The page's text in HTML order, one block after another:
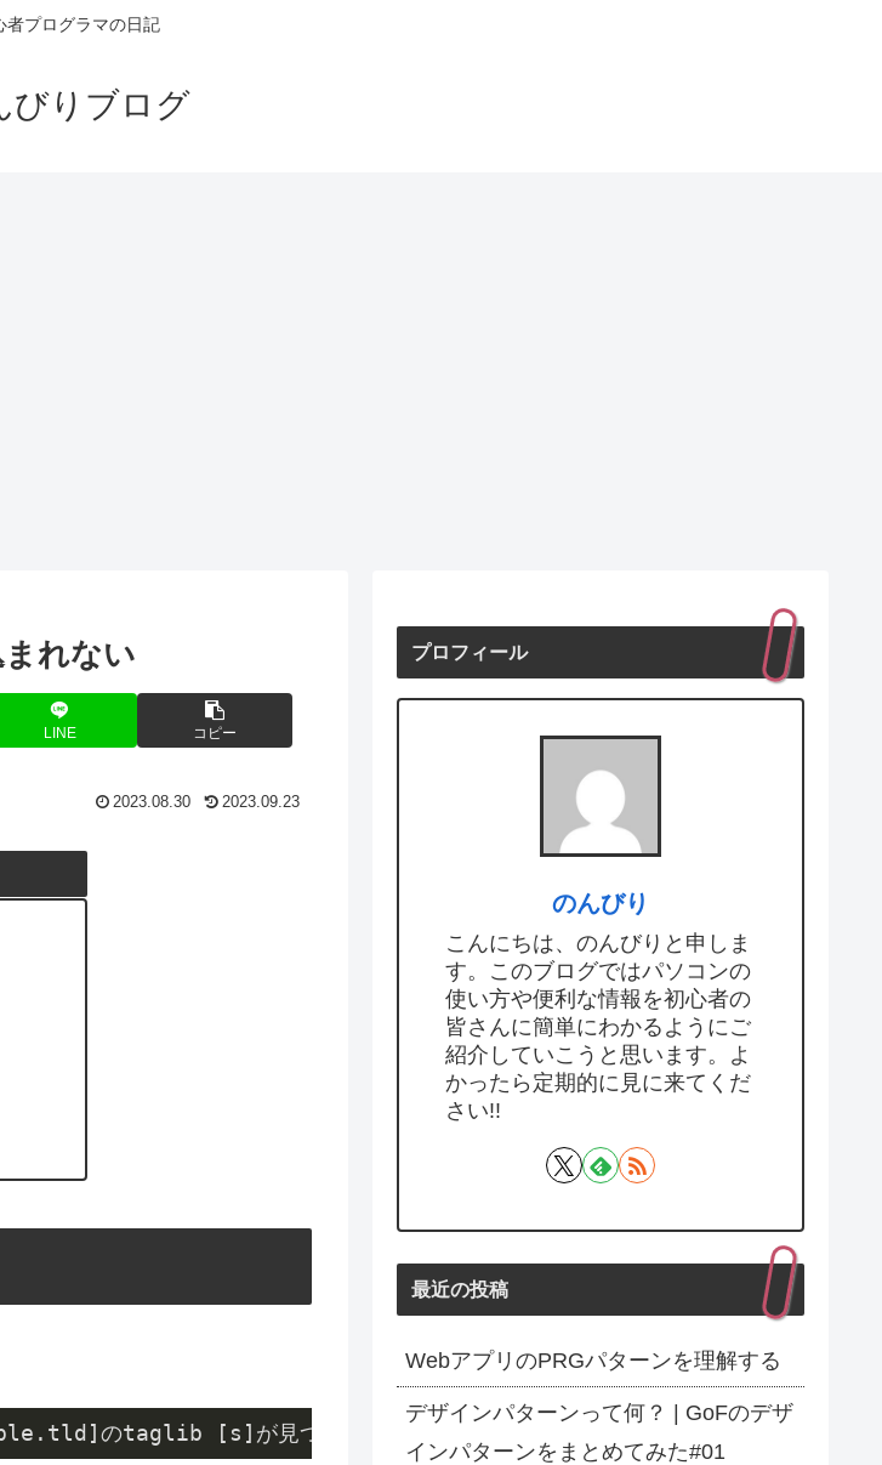
者プログラマの日記
びりブログ
れない
LINE コピー
2023.08.30 2023.09.23
のtaglib [s]が見つかりません
プロフィール
のんびり
こんにちは、のんびりと申しま
す。このブログではパソコンの
使い方や便利な情報を初心者の
皆さんに簡単にわかるようにご
紹介していこうと思います。よ
かったら定期的に見に来てくだ
さい!!
最近の投稿
WebアプリのPRGパターンを理解する
デザインパターンって何？ | GoFのデザ
インパターンをまとめてみた#01